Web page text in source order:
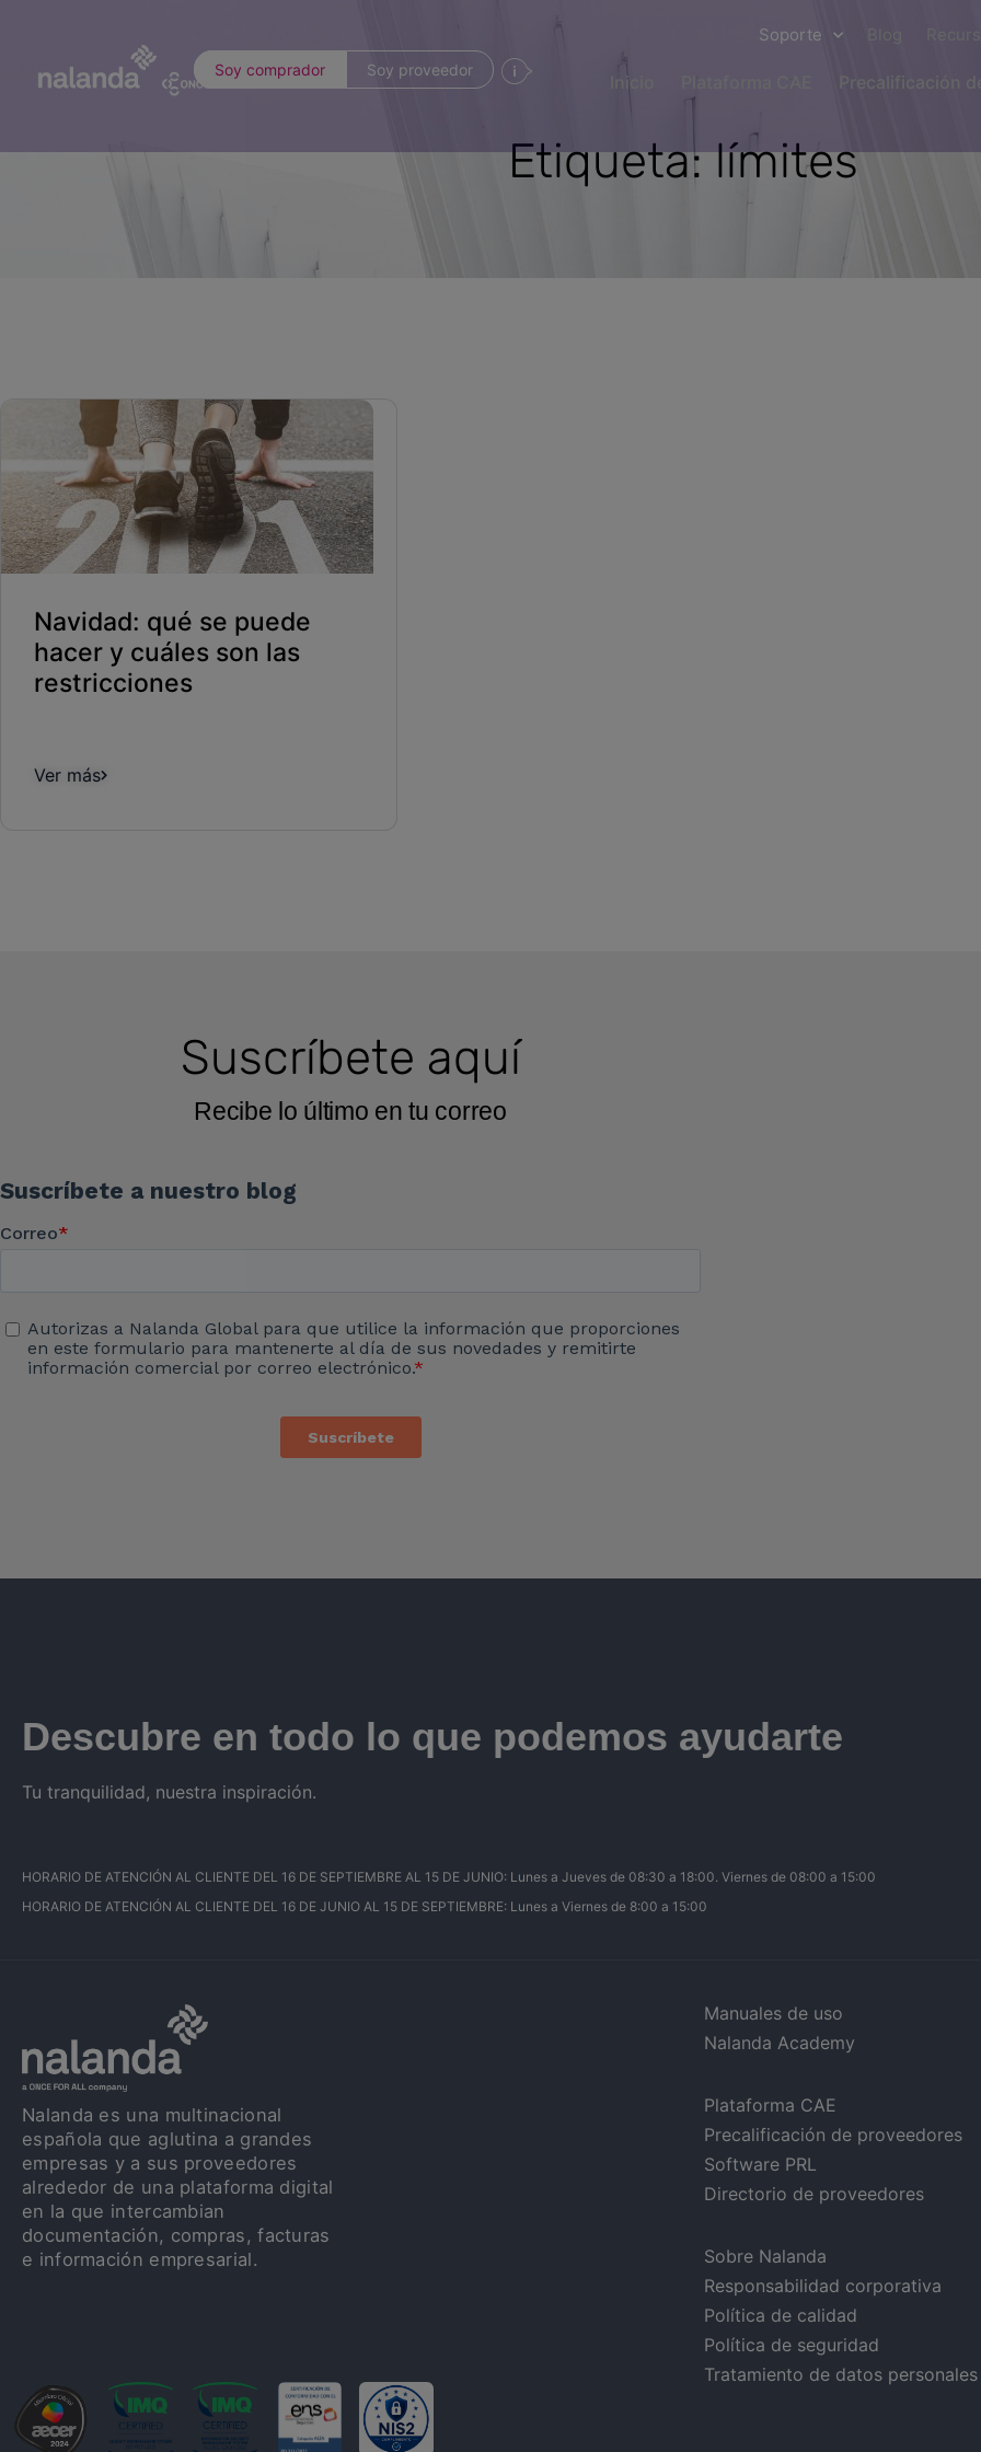
Soy comprador Soy proveedor
Soporte
Inicio Precalificación
Etiqueta: límites
Navidad: qué se puede
hacer y cuáles son las
restricciones
Ver más
Suscríbete aquí
Recibe lo último en tu correo
Descubre en todo lo que podemos ayudarte
Tu tranquilidad, nuestra inspiración.
HORARIO DE ATENCIÓN AL CLIENTE DEL 16 DE SEPTIEMBRE AL 15 DE JUNIO: Lunes a Jueves de 08:30 a 18:00. Viernes de 08:00 a 15:00
HORARIO DE ATENCIÓN AL CLIENTE DEL 16 DE JUNIO AL 15 DE SEPTIEMBRE: Lunes a Viernes de 8:00 a 15:00
Nalanda es una multinacional
española que aglutina a grandes
empresas y a sus proveedores
alrededor de una plataforma digital
en la que intercambian
documentación, compras, facturas
e información empresarial.
Manuales de uso
Nalanda Academy
Plataforma CAE
Precalificación de proveedores
Software PRL
Directorio de proveedores
Sobre Nalanda
Responsabilidad corporativa
Política de calidad
Política de seguridad
Tratamiento de datos personales